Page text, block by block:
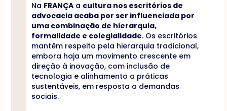
Na FRANÇAa cultura nos escritórios de
advocacia acaba por ser influenciada por
uma combinação de hierarquia,
formalidade e colegialidade. Os escritórios
mantêm respeito pela hierarquia tradicional,
embora haja um movimento crescente em
direção à inovação, com inclusão de
tecnologia e alinhamento a práticas
sustentáveis, em resposta a demandas
sociais.